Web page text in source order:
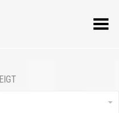
Menü umschalten